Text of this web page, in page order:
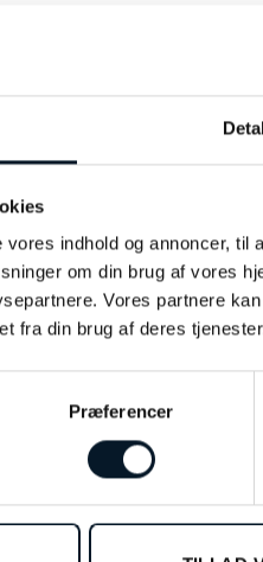
indhold og annoncer,
om din brug af vores
Vores partnere
fra din brug af deres
Præferencer